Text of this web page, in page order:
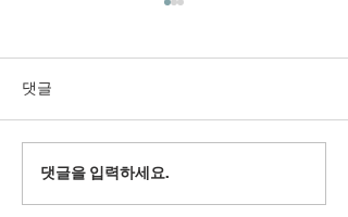
2024' 과테말라 여름 단기
선교
댓글
댓글을 입력하세요.